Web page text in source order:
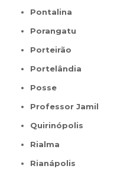
Pontalina
Porangatu
Porteirão
Portelândia
Posse
Professor Jamil
Quirinópolis
Rialma
Rianápolis